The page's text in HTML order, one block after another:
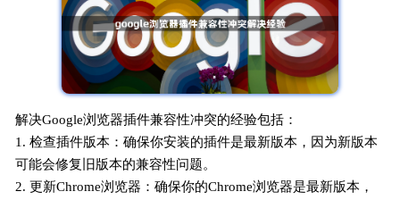
解决Google浏览器插件兼容性冲突的经验包括：
1. 检查插件版本：确保你安装的插件是最新版本，因为新版本
可能会修复旧版本的兼容性问题。
2. 更新Chrome浏览器：确保你的Chrome浏览器是最新版本，